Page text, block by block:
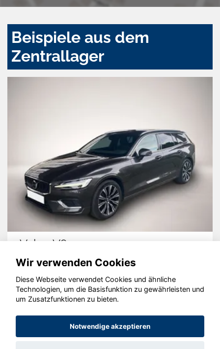
Beispiele aus dem
Zentrallager
Volvo V60
© konjunkturmotor.de GmbH 2020 - 2026
Wir verwenden Cookies
Diese Webseite verwendet Cookies und ähnliche
Technologien, um die Basisfunktion zu gewährleisten und
um Zusatzfunktionen zu bieten.
Notwendige akzeptieren